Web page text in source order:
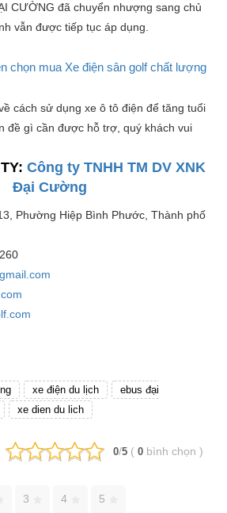
CƯỜNG đã chuyển nhượng sang chủ
vẫn được tiếp tục áp dụng.
chọn mua Xe điện sân golf chất lượng
cách sử dụng xe ô tô điện để tăng tuổi
đề gì cần được hỗ trợ, quý khách vui
Công ty TNHH TM DV XNK
Đại Cường
Phường Hiệp Bình Phước, Thành phố
xe điện du lịch
ebus đại
xe dien du lich
0/5 ( 0 bình chọn )
3 4 5